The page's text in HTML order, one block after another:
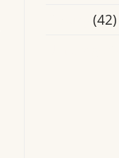
(42)